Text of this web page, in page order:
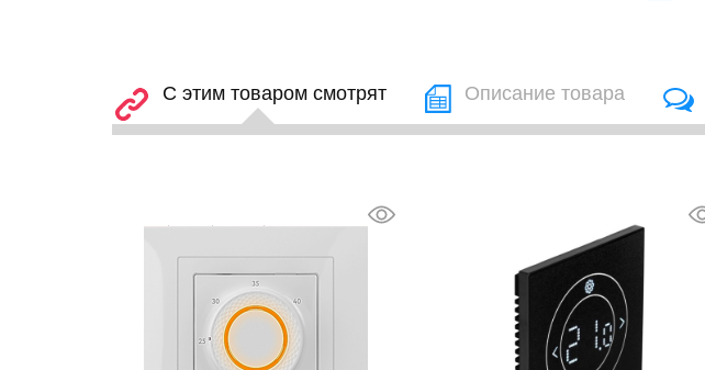
С этим товаром смотрят Описание товара